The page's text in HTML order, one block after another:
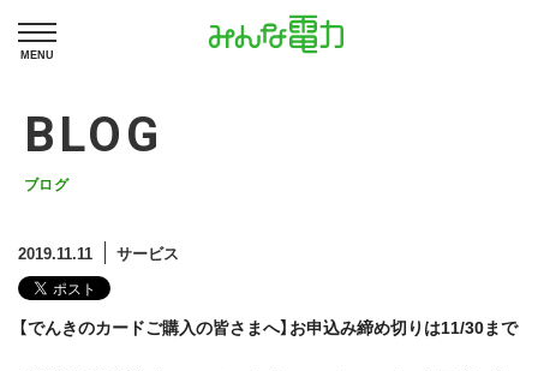
MENU
BLOG
ブログ
2019.11.11 サービス
【でんきのカードご購入の皆さまへ】お申込み締め切りは11/30まで